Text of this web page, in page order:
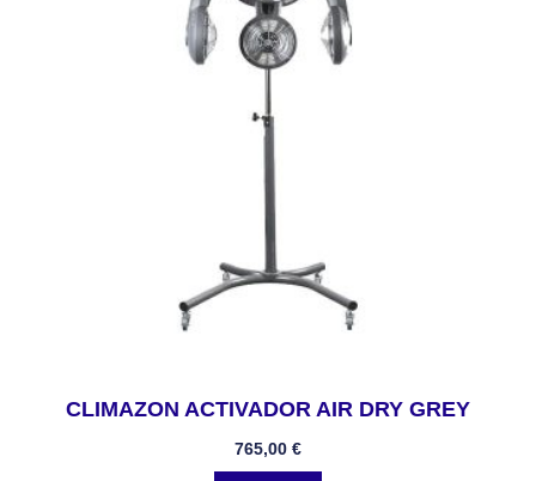
CLIMAZON ACTIVADOR AIR DRY GREY
765,00 €